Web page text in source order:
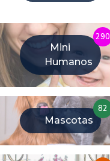
Mini
Humanos
290
Mascotas
82